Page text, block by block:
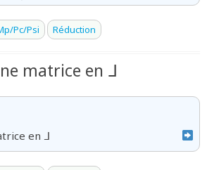
Pc/Psi Réduction
matrice en ᒧ
en ᒧ